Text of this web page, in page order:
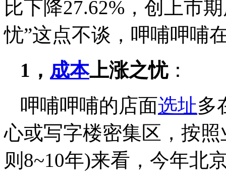
比下降27.62%，创上市
忧”这点不谈，呷哺呷哺
1， 成本上涨之忧：
呷哺呷哺的店面选址多
心或写字楼密集区，按
则8~10年)来看，今年北